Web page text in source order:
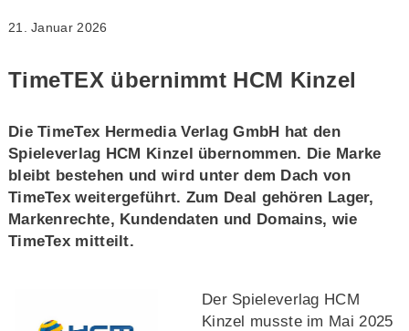
21. Januar 2026
TimeTEX übernimmt HCM Kinzel
Die TimeTex Hermedia Verlag GmbH hat den
Spieleverlag HCM Kinzel übernommen. Die Marke
bleibt bestehen und wird unter dem Dach von
TimeTex weitergeführt. Zum Deal gehören Lager,
Markenrechte, Kundendaten und Domains, wie
TimeTex mitteilt.
Der Spieleverlag HCM
Kinzel musste im Mai 2025